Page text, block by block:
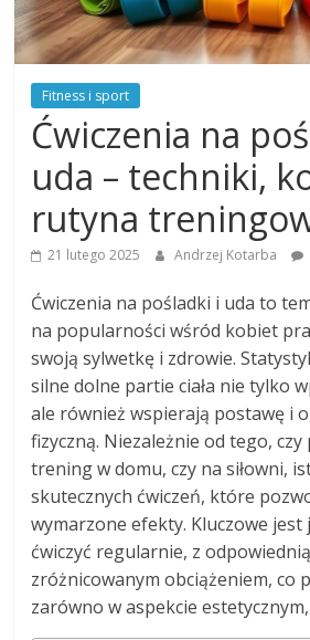
Fitness i sport
Ćwiczenia na
uda – techniki,
rutyna
21 lutego 2025 Andrzej Kotarba
Ćwiczenia na pośladki i uda to
na popularności wśród kobiet
swoją sylwetkę i zdrowie.
silne dolne partie ciała nie tylko
ale również wspierają postawę i
fizyczną. Niezależnie od tego,
trening w domu, czy na siłowni,
skutecznych ćwiczeń, które
wymarzone efekty. Kluczowe jest
ćwiczyć regularnie, z
zróżnicowanym obciążeniem, co
zarówno w aspekcie